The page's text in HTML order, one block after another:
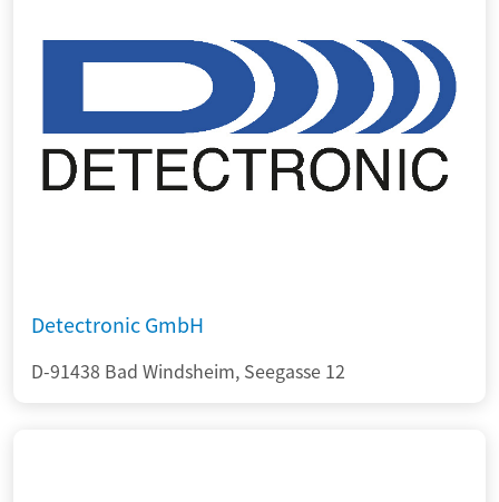
Detectronic GmbH
D-91438 Bad Windsheim, Seegasse 12